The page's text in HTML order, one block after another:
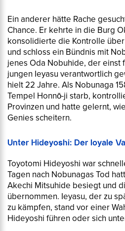
Ein anderer hätte Rache
Chance. Er kehrte in die Burg
konsolidierte die Kontrolle
und schloss ein Bündnis mit
jenes Oda Nobuhide, der einst
jungen Ieyasu verantwortlich
hielt 22 Jahre. Als Nobunaga
Tempel Honnō-ji starb,
Provinzen und hatte gelernt,
Genies scheitern.
Unter Hideyoshi: Der loyale
Toyotomi Hideyoshi war
Tagen nach Nobunagas Tod
Akechi Mitsuhide besiegt und
übernommen. Ieyasu, der zu
zu kämpfen, stand vor einer
Hideyoshi führen oder sich